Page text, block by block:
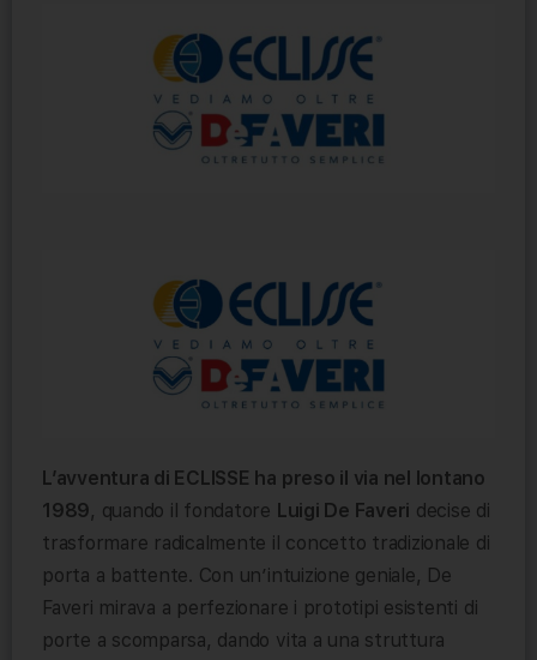
L’avventura di ECLISSE ha preso il via nel lontano
1989, quando il fondatore Luigi De Faveri decise di
trasformare radicalmente il concetto tradizionale di
porta a battente. Con un’intuizione geniale, De
Faveri mirava a perfezionare i prototipi esistenti di
porte a scomparsa, dando vita a una struttura